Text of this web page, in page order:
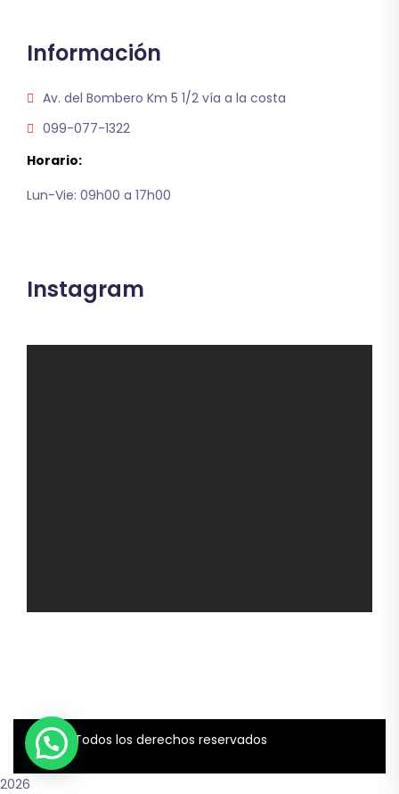
Información
Av. del Bombero Km 5 1/2 vía a la costa
099-077-1322
Horario:
Lun-Vie: 09h00 a 17h00
Instagram
2022 © Todos los derechos reservados
2026